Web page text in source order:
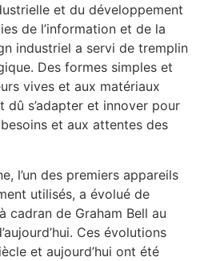
et du développement
de l’information et de la
industriel a servi de tremplin
Des formes simples et
vives et aux matériaux
dû s’adapter et innover pour
et aux attentes des
l’un des premiers appareils
utilisés, a évolué de
cadran de Graham Bell au
Ces évolutions
et aujourd’hui ont été